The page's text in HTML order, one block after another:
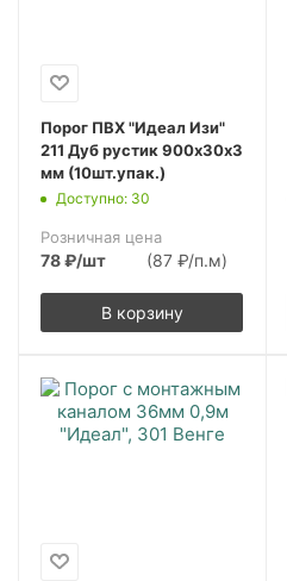
Порог ПВХ "Идеал Изи"
211 Дуб рустик 900х30х3
мм (10шт.упак.)
Доступно: 30
Розничная цена
78₽/шт (87 ₽/п.м)
В корзину